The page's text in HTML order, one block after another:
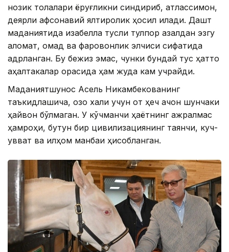
нозик толалари ёруғликни синдириб, атлассимон,
деярли афсонавий ялтироқлик ҳосил қилади. Дашт
маданиятида изабелла тусли тулпор азалдан эзгу
аломат, омад ва фаровонлик элчиси сифатида
қадрланган. Бу бежиз эмас, чунки бундай тус ҳатто
аҳалтакалар орасида ҳам жуда кам учрайди.
Маданиятшунос Асель Никамбекованинг
таъкидлашича, қозоқ халқи учун от ҳеч қачон шунчаки
ҳайвон бўлмаган. У кўчманчи ҳаётнинг ажралмас
ҳамроҳи, бутун бир цивилизациянинг таянчи, куч-
қувват ва илҳом манбаи ҳисобланган.